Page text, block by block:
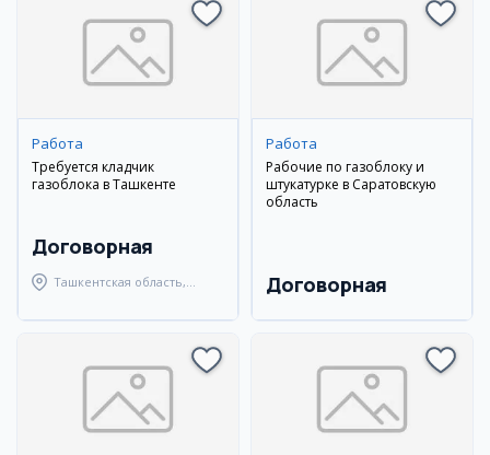
Работа
Требуется кладчик
газоблока в Ташкенте
Договорная
Ташкентская область,
Работа
Рабочие по газоблоку и
штукатурке в Саратовскую
область
Договорная